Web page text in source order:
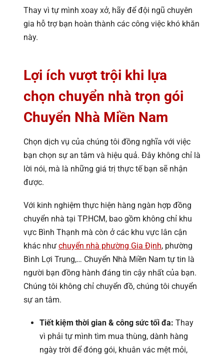
Thay vì tự mình xoay xở, hãy để đội ngũ chuyên
gia hỗ trợ bạn hoàn thành các công việc khó khăn
này.
Lợi ích vượt trội khi lựa
chọn chuyển nhà trọn gói
Chuyển Nhà Miền Nam
Chọn dịch vụ của chúng tôi đồng nghĩa với việc
bạn chọn sự an tâm và hiệu quả. Đây không chỉ là
lời nói, mà là những giá trị thực tế bạn sẽ nhận
được.
Với kinh nghiệm thực hiện hàng ngàn hợp đồng
chuyển nhà tại TP.HCM, bao gồm không chỉ khu
vực Bình Thạnh mà còn ở các khu vực lân cận
khác như chuyển nhà phường Gia Định, phường
Bình Lợi Trung,… Chuyển Nhà Miền Nam tự tin là
người bạn đồng hành đáng tin cậy nhất của bạn.
Chúng tôi không chỉ chuyển đồ, chúng tôi chuyển
sự an tâm.
Tiết kiệm thời gian & công sức tối đa: Thay
vì phải tự mình tìm mua thùng, dành hàng
ngày trời để đóng gói, khuân vác mệt mỏi,